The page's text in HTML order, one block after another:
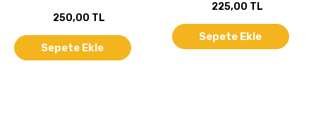
250,00 TL
Sepete Ekle
225,00 TL
Sepete Ekle